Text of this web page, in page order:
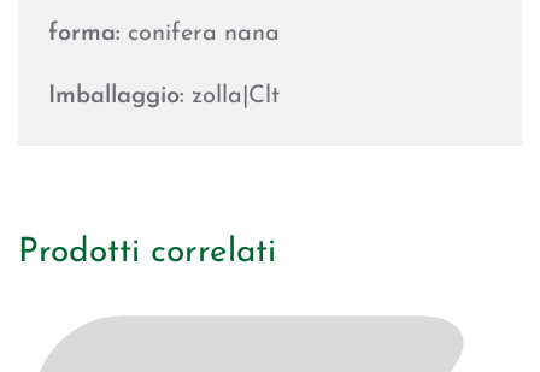
forma: conifera nana
Imballaggio: zolla|Clt
Prodotti correlati